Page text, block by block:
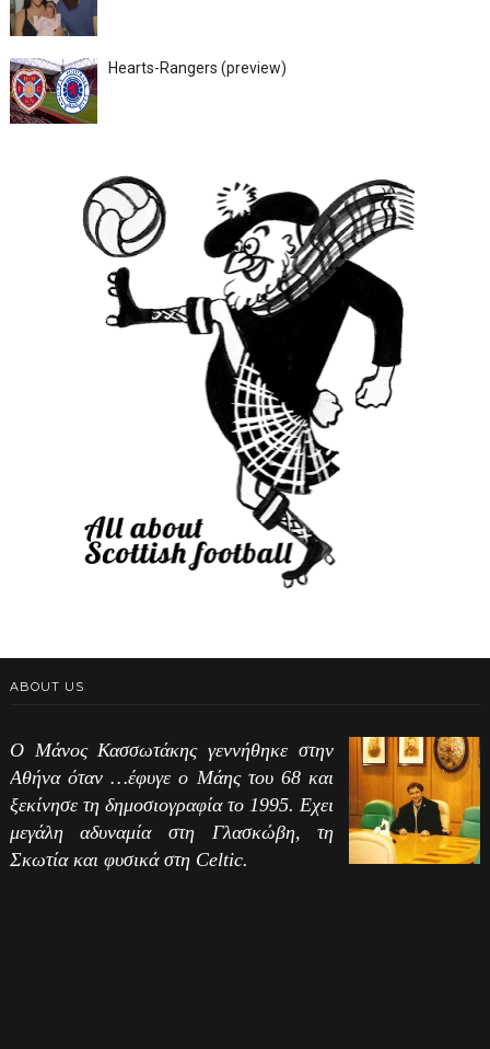
Hearts-Rangers (preview)
ABOUT US
Ο Μάνος Κασσωτάκης γεννήθηκε στην
Αθήνα όταν …έφυγε ο Μάης του 68 και
ξεκίνησε τη δημοσιογραφία το 1995. Εχει
μεγάλη αδυναμία στη Γλασκώβη, τη
Σκωτία και φυσικά στη Celtic.